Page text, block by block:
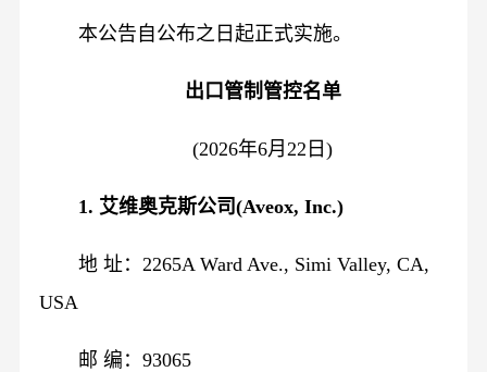
本公告自公布之日起正式实施。
出口管制管控名单
(2026年6月22日)
1. 艾维奥克斯公司(Aveox, Inc.)
地 址：2265A Ward Ave., Simi Valley, CA,
USA
邮 编：93065